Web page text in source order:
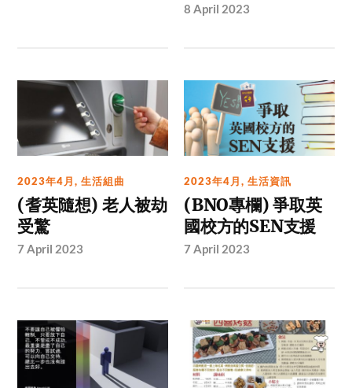
8 April 2023
2023年4月,生活組曲
(耆英隨想) 老人被劫
受驚
7 April 2023
2023年4月,生活資訊
(BNO專欄) 爭取英
國校方的SEN支援
7 April 2023